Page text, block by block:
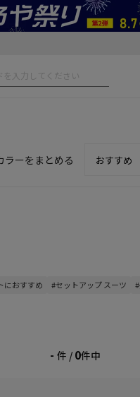
ラーをまとめる
におすすめ #セットアップ スーツ
- 件 / 0件中